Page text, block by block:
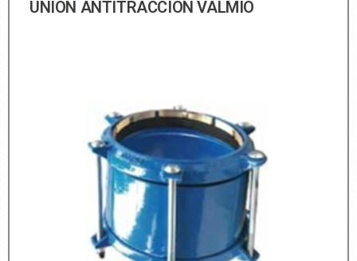
UNIÓN ANTITRACCIÓN VALMIO